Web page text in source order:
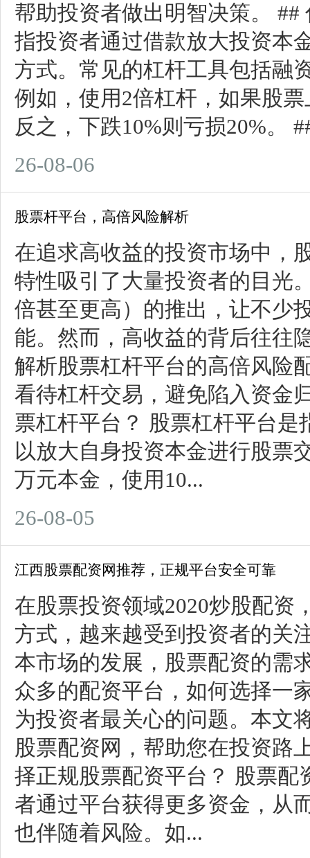
帮助投资者做出明智决策。
指投资者通过借款放大投资本
方式。常见的杠杆工具包括融
例如，使用2倍杠杆，如果股
反之，下跌10%则亏损20%。
26-08-06
股票杆平台，高倍风险解析
在追求高收益的投资市场中，
特性吸引了大量投资者的目光
倍甚至更高）的推出，让不少
能。然而，高收益的背后往往
解析股票杠杆平台的高倍风险
看待杠杆交易，避免陷入资金
票杠杆平台？ 股票杠杆平台
以放大自身投资本金进行股票
万元本金，使用10...
26-08-05
江西股票配资网推荐，正规平台安全可靠
在股票投资领域2020炒股配资
方式，越来越受到投资者的关
本市场的发展，股票配资的需
众多的配资平台，如何选择一
为投资者最关心的问题。本文
股票配资网，帮助您在投资路
择正规股票配资平台？ 股票配
者通过平台获得更多资金，从
也伴随着风险。如...